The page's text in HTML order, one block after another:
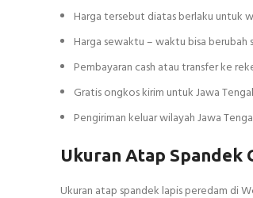
Harga tersebut diatas berlaku untuk
Harga sewaktu – waktu bisa berubah
Pembayaran cash atau transfer ke
Gratis ongkos kirim untuk Jawa
Pengiriman keluar wilayah Jawa
Ukuran Atap Spandek
Ukuran atap spandek lapis peredam di